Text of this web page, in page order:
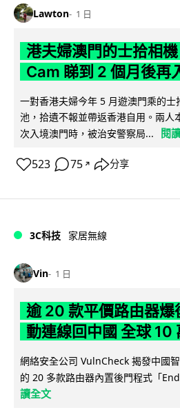
Lawton 1 日
港夫婦澳門的士拾相
Cam 睇到 2 個月後再
一對香港夫婦今年 5 月遊澳門乘的
池，拾遺不報並帶返香港自用。兩人
次入境澳門時，被治安警察局...
閱
523 75 ↗ 分享
3C科技 家居無線
Vin 1 日
逾 20 款平價路由器爆
動連線回中國 全球 10
網絡安全公司 VulnCheck 揭發中國
的 20 多款路由器內置後門程式「
讀全文